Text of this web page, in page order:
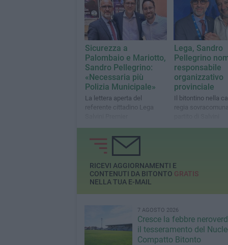
Sicurezza a
Palombaio e Mariotto,
Sandro Pellegrino:
«Necessaria più
Polizia Municipale»
La lettera aperta del
referente cittadino Lega
Lega, Sandro
Pellegrino
responsabile
organizzativo
provinciale
Il bitontino nella
regia
RICEVI AGGIORNAMENTI E
CONTENUTI DA BITONTO GRATIS
NELLA TUA E-MAIL
7 AGOSTO 2026
Cresce la febbre
il tesseramento del
Compatto Bitonto